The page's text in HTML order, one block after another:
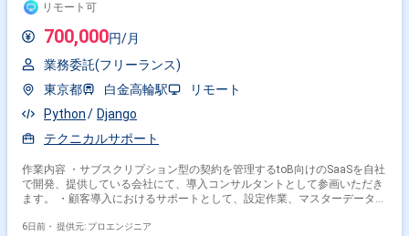
リモート可
700,000円/月
業務委託(フリーランス)
東京都
白金高輪駅
リモート
Python
Django
テクニカルサポート
作業内容 ・サブスクリプション型の契約を管理するtoB向けのSaaSを自社
で開発、提供している会社にて、導入コンサルタントとして参画いただき
ます。 ・顧客導入におけるサポートとして、設定作業、マスターデータ作
て、導入定例会への参加、議事録作成、説明資料や運用資料の作成など、
6日前・ 提供元: プロエンジニア